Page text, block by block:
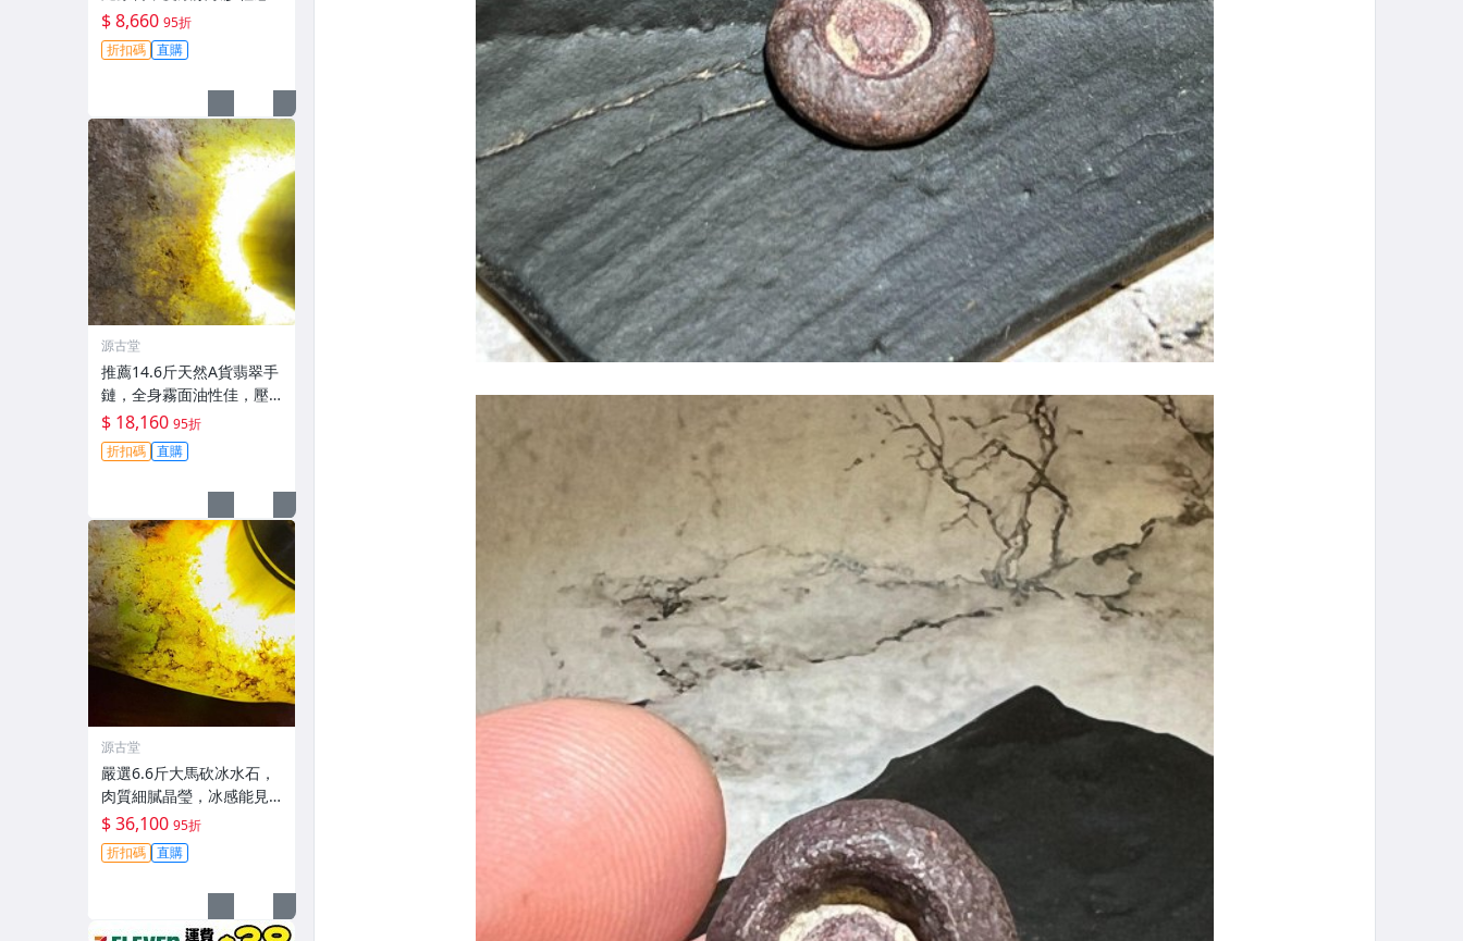
強，水頭極佳種水足，適
合鑲嵌掛件或雕刻創作#翡
翠 #天然翡翠 #原石
$ 8,660 95折
折扣碼 直購
源古堂
推薦14.6斤天然A貨翡翠手
鏈，全身霧面油性佳，壓
燈水長起冰，適合收藏與
把玩。 翡翠 天然翡翠 A貨
翡翠玉石
$ 18,160 95折
折扣碼 直購
源古堂
嚴選6.6斤大馬砍冰水石，
肉質細膩晶瑩，冰感能見
度高，螢光璀璨奪目，推
薦直接收藏。冰水石 翡翠
A貨 玉石
$ 36,100 95折
折扣碼 直購